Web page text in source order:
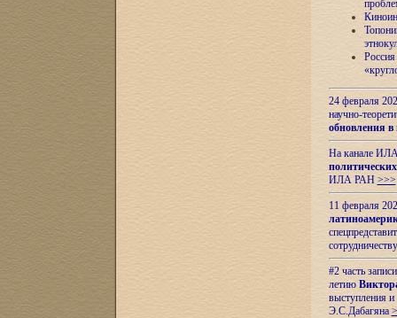
24 февраля
научно-
обновления в
На канале
ИЛА РАН >>>
11 февраля
#2 часть
летию
выступления
Э.С.Дабагяна